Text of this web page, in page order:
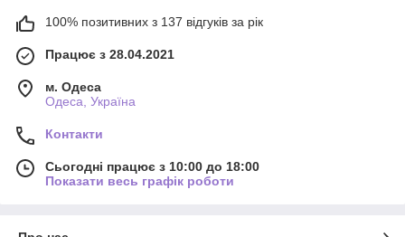
100% позитивних з 137 відгуків за рік
Працює з 28.04.2021
м. Одеса
Одеса, Україна
Контакти
Сьогодні працює з 10:00 до 18:00
Показати весь графік роботи